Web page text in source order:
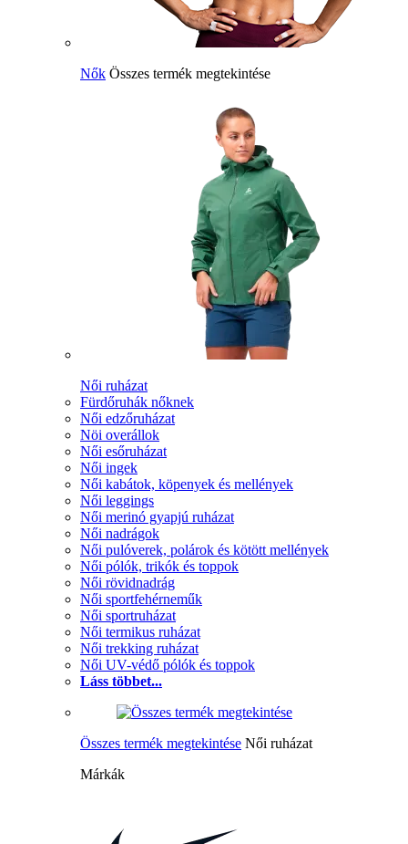
Nők Összes termék megtekintése
Női ruházat
Fürdőruhák nőknek
Női edzőruházat
Nöi overállok
Női esőruházat
Női ingek
Női kabátok, köpenyek és mellények
Női leggings
Női merinó gyapjú ruházat
Női nadrágok
Női pulóverek, polárok és kötött mellények
Női pólók, trikók és toppok
Női rövidnadrág
Női sportfehérneműk
Női sportruházat
Női termikus ruházat
Női trekking ruházat
Női UV-védő pólók és toppok
Láss többet...
Összes termék megtekintése Női ruházat
Márkák